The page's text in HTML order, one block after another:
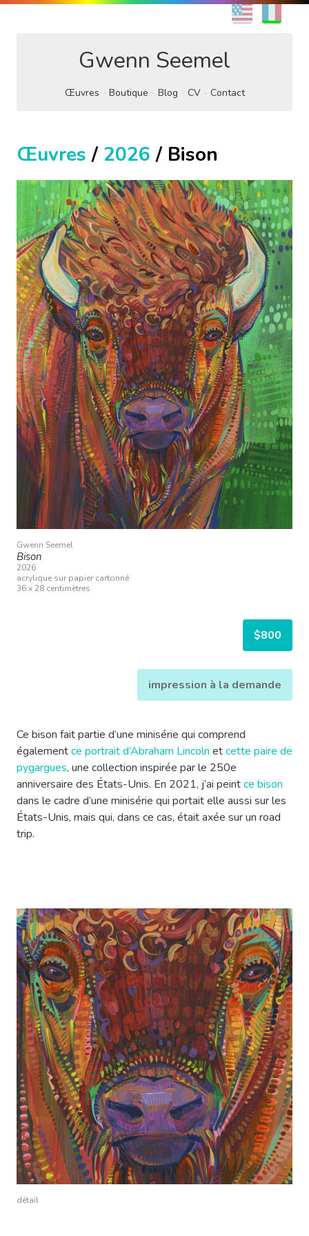
EN
Gwenn Seemel
Œuvres Boutique Blog CV Contact
Œuvres / 2026 / Bison
Gwenn Seemel
Bison
2026
acrylique sur papier cartonné
36 x 28 centimètres
$800
impression à la demande
Ce bison fait partie d’une minisérie qui comprend
égalementce portrait d’Abraham Lincoln etcette paire de
pygargues, une collection inspirée par le 250e
anniversaire des États-Unis. En 2021, j’ai peintce bison
dans le cadre d’une minisérie qui portait elle aussi sur les
États-Unis, mais qui, dans ce cas, était axée sur un road
trip.
détail